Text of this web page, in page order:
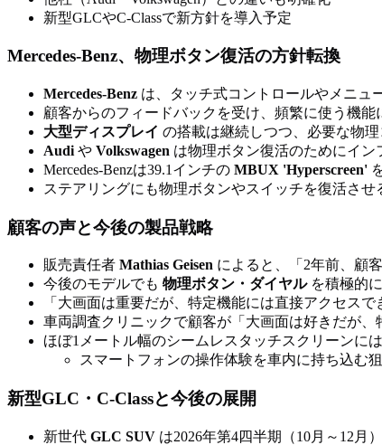
新型GLCやC-Classで新方針を導入予定
Mercedes-Benz、物理ボタン復活の方針転換
Mercedes-Benz は、タッチ式コントロールやメニュ
顧客からのフィードバックを受け、頻繁に使う機能
大型ディスプレイ の搭載は継続しつつ、必要な物
Audi や Volkswagen は物理ボタン復活のためにイ
Mercedes-Benzは39.1インチの MBUX 'Hyperscreen'
ステアリングにも物理ボタンやスイッチを復活させ
顧客の声と今後の製品戦略
販売責任者 Mathias Geisen によると、「2年前、顧
今後のモデルでも 物理ボタン・ダイヤルを積極的
「大画面は重要だが、特定機能には直接アクセス
車両調査クリニックで顧客が「大画面は好きだが
ほぼ1メートル幅のシームレスタッチスクリーンには
スマートフォンの操作体験を車内に持ち込む
新型GLC・C-Classと今後の展開
新世代 GLC SUV は2026年第4四半期（10月～12月